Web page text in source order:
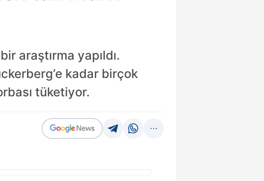
araştırma yapıldı.
kadar birçok
tüketiyor.